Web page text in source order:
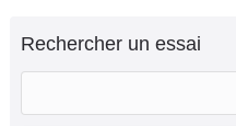
Rechercher un essai